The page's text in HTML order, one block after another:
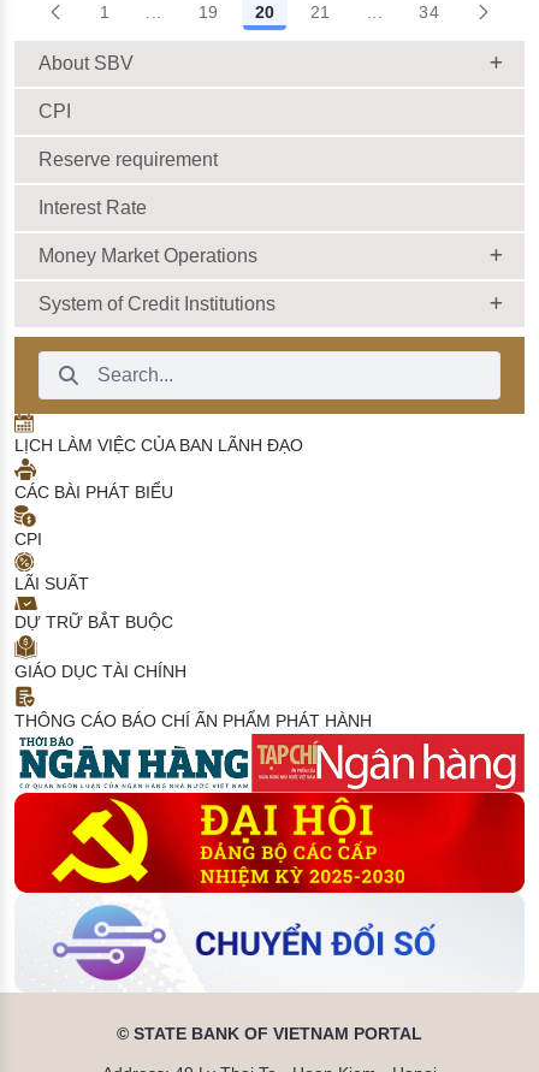
1 Intermediate Pages Use TAB to navigate.
19 20 21 Intermediate Pages
34
About SBV
CPI
Reserve requirement
Interest Rate
Money Market Operations
System of Credit Institutions
Search Bar
LỊCH LÀM VIỆC CỦA BAN LÃNH ĐẠO
CÁC BÀI PHÁT BIỂU
CPI
LÃI SUẤT
DỰ TRỮ BẮT BUỘC
GIÁO DỤC TÀI CHÍNH
THÔNG CÁO BÁO CHÍ ẤN PHẨM PHÁT HÀNH
© STATE BANK OF VIETNAM PORTAL